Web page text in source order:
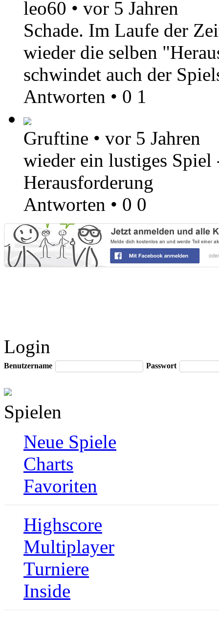
leo60 • vor 5 Jahren
Schade. Im Laufe der
wieder die selben
schwindet auch der
Antworten • 0 1
Gruftine • vor 5 Jahren
wieder ein lustiges
Herausforderung
Antworten • 0 0
Login
Benutzername Passwort
Spielen
Neue Spiele
Charts
Favoriten
Highscore
Multiplayer
Turniere
Inside